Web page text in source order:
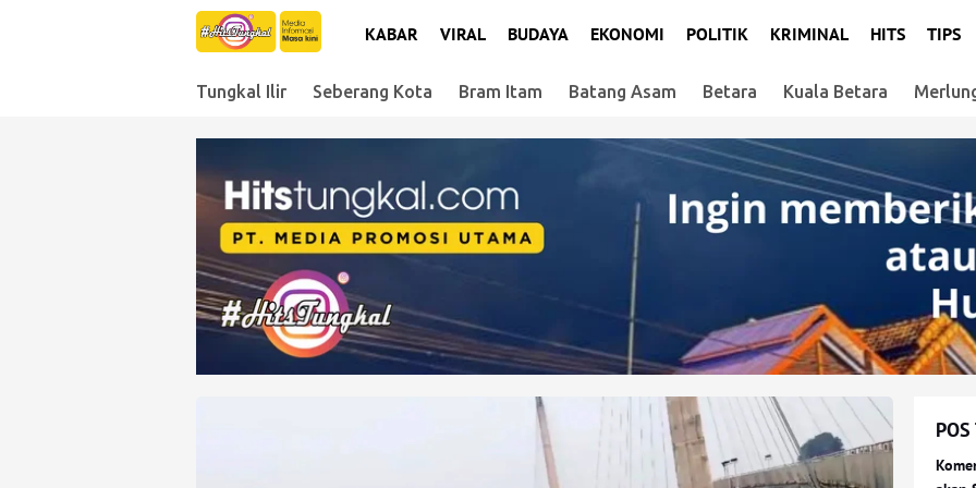
KABAR VIRAL BUDAYA EKONOMI POLITIK KRIMINAL HITS TIPS
Tungkal Ilir Seberang Kota Bram Itam Batang Asam Betara Kuala Betara